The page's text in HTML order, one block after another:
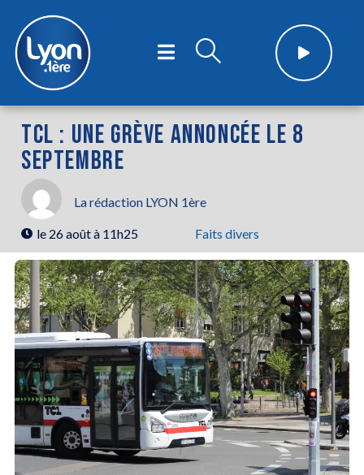
TCL : UNE GRÈVE ANNONCÉE LE 8
SEPTEMBRE
La rédaction LYON 1ère
le 26 août à 11h25 Faits divers